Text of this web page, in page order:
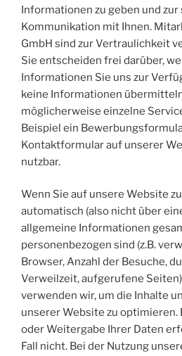
Informationen zu geben und
Kommunikation mit Ihnen.
GmbH sind zur Vertraulichkeit
Sie entscheiden frei darüber,
Informationen Sie uns zur
keine Informationen
möglicherweise einzelne
Beispiel ein
Kontaktformular auf unserer
nutzbar.
Wenn Sie auf unsere Website
automatisch (also nicht über
allgemeine Informationen
personenbezogen sind (z.B.
Browser, Anzahl der Besuche,
Verweilzeit, aufgerufene
verwenden wir, um die Inhalte
unserer Website zu optimieren.
oder Weitergabe Ihrer Daten
Fall nicht. Bei der Nutzung